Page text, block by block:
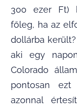
300 ezer Ft)
főleg, ha az
dollárba
aki egy
Colorado
pontosan
azonnal